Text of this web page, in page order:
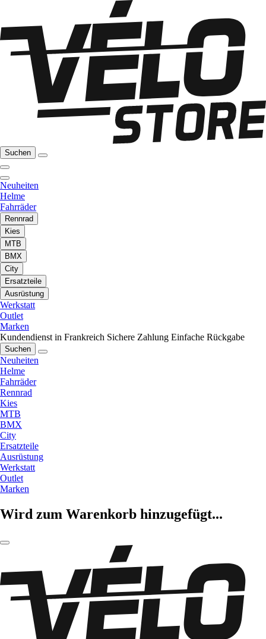
Suchen
Neuheiten
Helme
Fahrräder
Rennrad
Kies
MTB
BMX
City
Ersatzteile
Ausrüstung
Werkstatt
Outlet
Marken
Kundendienst in Frankreich Sichere Zahlung Einfache Rückgabe
Suchen
Neuheiten
Helme
Fahrräder
Rennrad
Kies
MTB
BMX
City
Ersatzteile
Ausrüstung
Werkstatt
Outlet
Marken
Wird zum Warenkorb hinzugefügt...